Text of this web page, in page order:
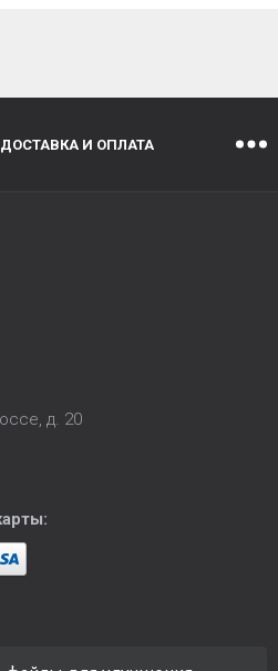
ДОСТАВКА И ОПЛАТА
д. 20